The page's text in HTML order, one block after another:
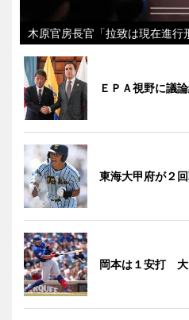
木原官房長官「拉致は現在進行
ＥＰＡ視野に議
東海大甲府が２
岡本は１安打 大